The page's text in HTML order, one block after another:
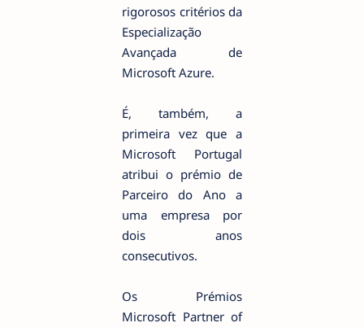
rigorosos critérios da
Especialização
Avançada de
Microsoft Azure.
É, também, a
primeira vez que a
Microsoft Portugal
atribui o prémio de
Parceiro do Ano a
uma empresa por
dois anos
consecutivos.
Os Prémios
Microsoft Partner of